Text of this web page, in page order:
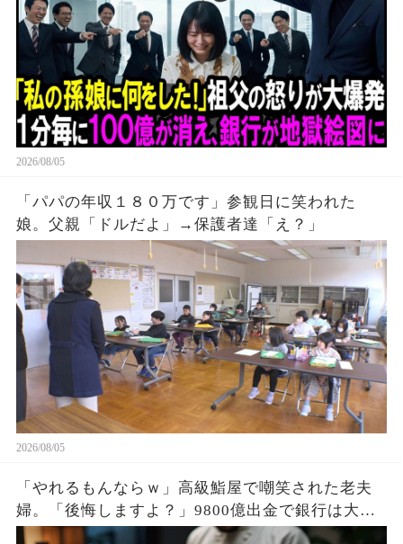
2026/08/05
「パパの年収１８０万です」参観日に笑われた
娘。父親「ドルだよ」→保護者達「え？」
2026/08/05
「やれるもんならｗ」高級鮨屋で嘲笑された老夫
婦。「後悔しますよ？」9800億出金で銀行は大惨
事。